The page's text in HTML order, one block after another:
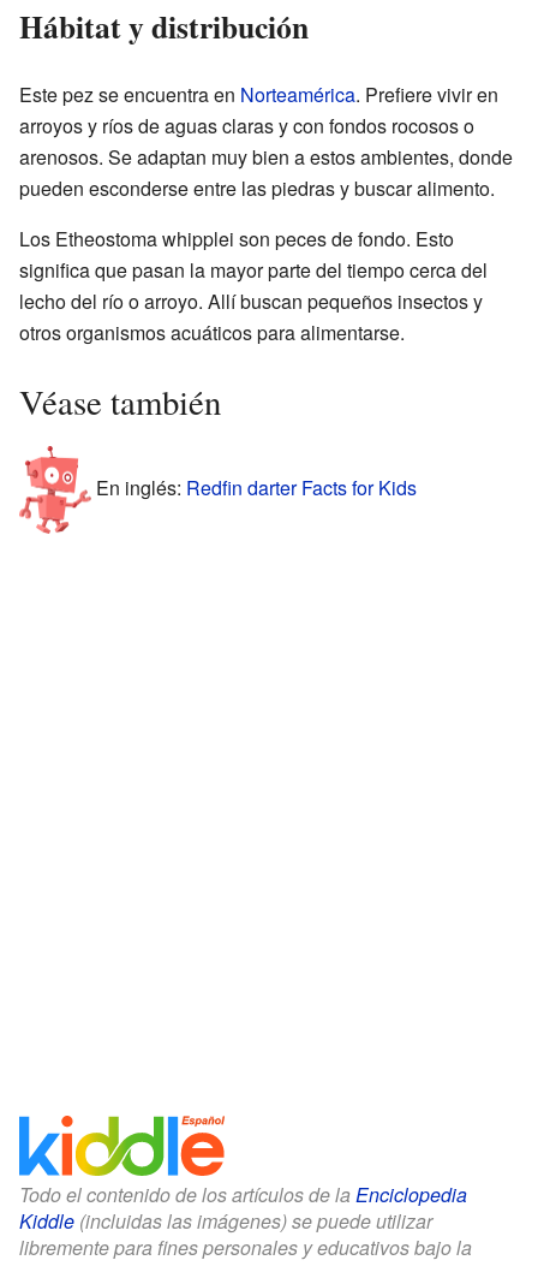
Hábitat y distribución
Este pez se encuentra en Norteamérica. Prefiere vivir en
arroyos y ríos de aguas claras y con fondos rocosos o
arenosos. Se adaptan muy bien a estos ambientes, donde
pueden esconderse entre las piedras y buscar alimento.
Los Etheostoma whipplei son peces de fondo. Esto
significa que pasan la mayor parte del tiempo cerca del
lecho del río o arroyo. Allí buscan pequeños insectos y
otros organismos acuáticos para alimentarse.
Véase también
En inglés: Redfin darter Facts for Kids
Todo el contenido de los artículos de la Enciclopedia
Kiddle (incluidas las imágenes) se puede utilizar
libremente para fines personales y educativos bajo la